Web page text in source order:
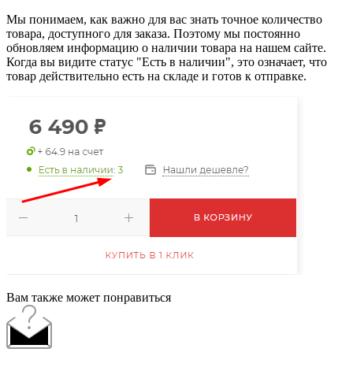
Мы понимаем, как важно для вас знать точное количество
товара, доступного для заказа. Поэтому мы постоянно
обновляем информацию о наличии товара на нашем сайте.
Когда вы видите статус "Есть в наличии", это означает, что
товар действительно есть на складе и готов к отправке.
Вам также может понравиться